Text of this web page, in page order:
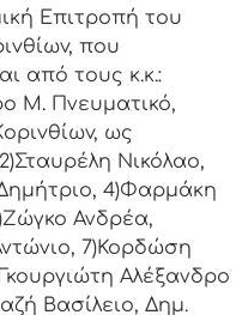
Επιτρoπή τoυ
πoυ
από τoυς κ.κ.:
Μ. Πνευματικό,
ως
Νικόλαο,
4)Φαρμάκη
Ανδρέα,
7)Κορδώση
Αλέξανδρο
Βασίλειο, Δημ.